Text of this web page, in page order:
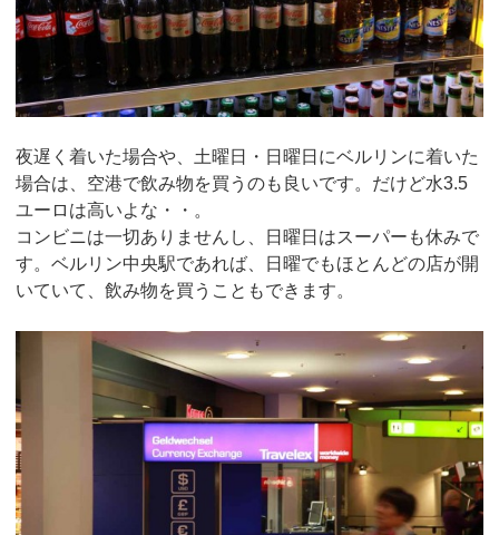
夜遅く着いた場合や、土曜日・日曜日にベルリンに着いた
場合は、空港で飲み物を買うのも良いです。だけど水3.5
ユーロは高いよな・・。
コンビニは一切ありませんし、日曜日はスーパーも休みで
す。ベルリン中央駅であれば、日曜でもほとんどの店が開
いていて、飲み物を買うこともできます。